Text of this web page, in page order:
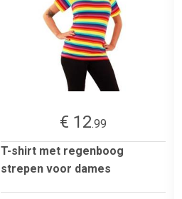
€ 12.99
T-shirt met regenboog
strepen voor dames